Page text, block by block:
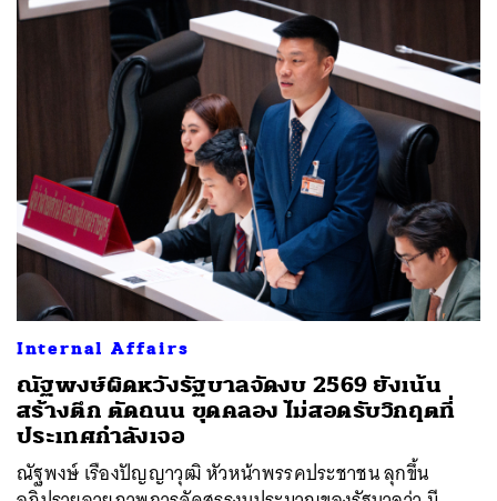
Internal Affairs
ณัฐพงษ์ผิดหวังรัฐบาลจัดงบ 2569 ยังเน้น
สร้างตึก ตัดถนน ขุดคลอง ไม่สอดรับวิกฤตที่
ประเทศกำลังเจอ
ณัฐพงษ์ เรืองปัญญาวุฒิ หัวหน้าพรรคประชาชน ลุกขึ้น